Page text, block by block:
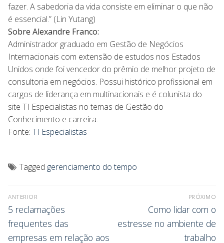
fazer. A sabedoria da vida consiste em eliminar o que não
é essencial.” (Lin Yutang)
Sobre Alexandre Franco:
Administrador graduado em Gestão de Negócios
Internacionais com extensão de estudos nos Estados
Unidos onde foi vencedor do prêmio de melhor projeto de
consultoria em negócios. Possui histórico profissional em
cargos de liderança em multinacionais e é colunista do
site TI Especialistas no temas de Gestão do
Conhecimento e carreira.
Fonte: TI Especialistas
Tagged gerenciamento do tempo
ANTERIOR
5 reclamações
frequentes das
empresas em relação aos
PRÓXIMO
Como lidar com o
estresse no ambiente de
trabalho